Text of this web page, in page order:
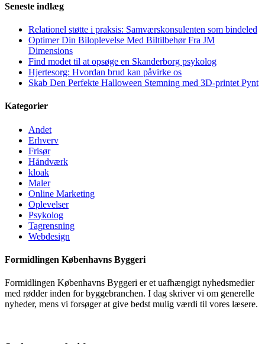
Seneste indlæg
Relationel støtte i praksis: Samværskonsulenten som bindeled
Optimer Din Biloplevelse Med Biltilbehør Fra JM
Dimensions
Find modet til at opsøge en Skanderborg psykolog
Hjertesorg: Hvordan brud kan påvirke os
Skab Den Perfekte Halloween Stemning med 3D-printet Pynt
Kategorier
Andet
Erhverv
Frisør
Håndværk
kloak
Maler
Online Marketing
Oplevelser
Psykolog
Tagrensning
Webdesign
Formidlingen Københavns Byggeri
Formidlingen Københavns Byggeri er et uafhængigt nyhedsmedier
med rødder inden for byggebranchen. I dag skriver vi om generelle
nyheder, mens vi forsøger at give bedst mulig værdi til vores læsere.